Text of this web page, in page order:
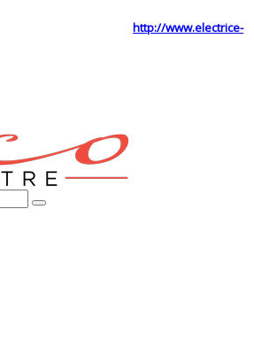
http://www.electrice-